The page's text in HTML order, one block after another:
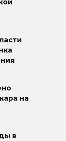
на
в